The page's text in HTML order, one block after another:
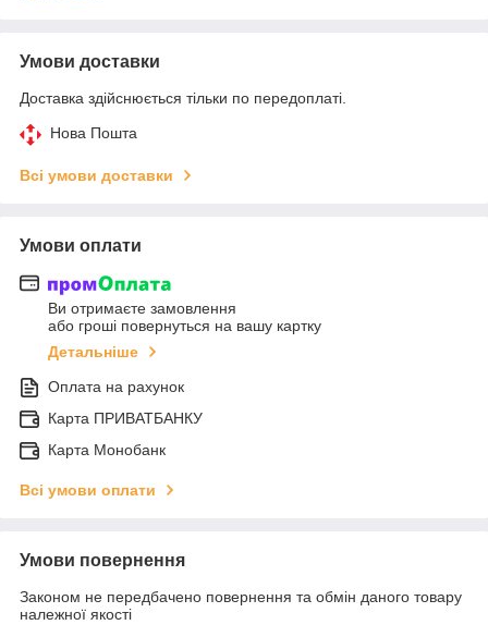
Умови доставки
Доставка здійснюється тільки по передоплаті.
Нова Пошта
Всі умови доставки
Умови оплати
Ви отримаєте замовлення
або гроші повернуться на вашу картку
Детальніше
Оплата на рахунок
Карта ПРИВАТБАНКУ
Карта Монобанк
Всі умови оплати
Умови повернення
Законом не передбачено повернення та обмін даного товару
належної якості